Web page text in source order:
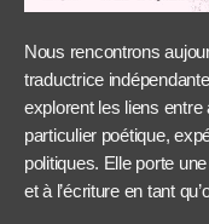
Nous rencontrons
traductrice
explorent les liens
particulier poétique,
politiques. Elle porte
et à l’écriture en tant